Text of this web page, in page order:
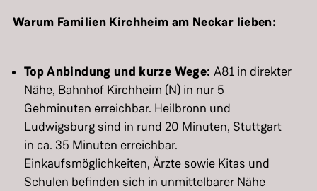
Warum Familien Kirchheim am Neckar lieben:
Top Anbindung und kurze Wege: A81 in direkter
Nähe, Bahnhof Kirchheim (N) in nur 5
Gehminuten erreichbar. Heilbronn und
Ludwigsburg sind in rund 20 Minuten, Stuttgart
in ca. 35 Minuten erreichbar.
Einkaufsmöglichkeiten, Ärzte sowie Kitas und
Schulen befinden sich in unmittelbarer Nähe